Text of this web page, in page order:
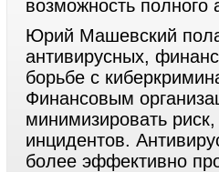
возможность полного
Юрий Машевский
антивирусных,
борьбе с
Финансовым
минимизировать
инцидентов.
более эффективно